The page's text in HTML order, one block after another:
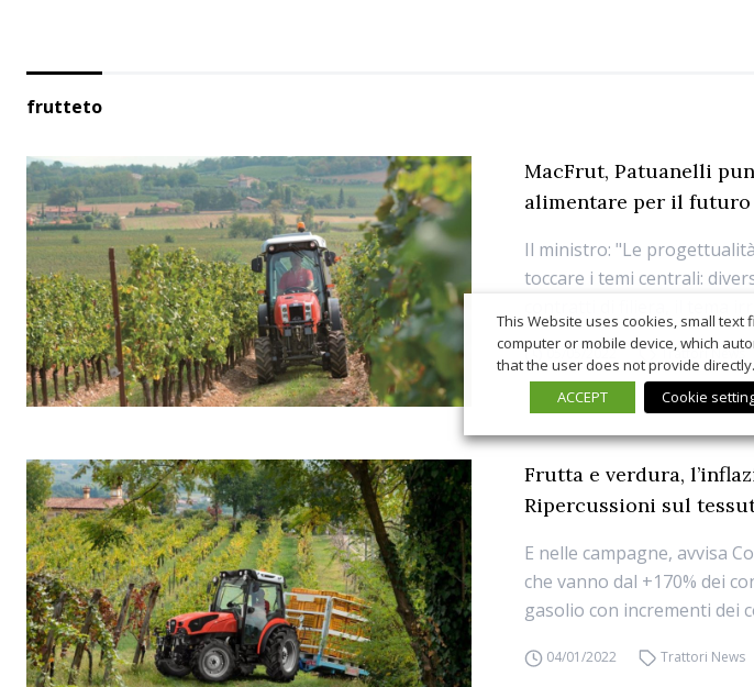
frutteto
MacFrut, Patuanelli
alimentare per il
Il ministro: "Le
toccare i temi centrali:
05/05/2022 Trattori News
Frutta e verdura,
Ripercussioni sul
E nelle campagne, avvisa
che vanno dal +170% dei
gasolio con incrementi dei
04/01/2022 Trattori News
This Website uses cookies, small text
computer or mobile device, which
that the user does not provide directly.
ACCEPT
Cookie